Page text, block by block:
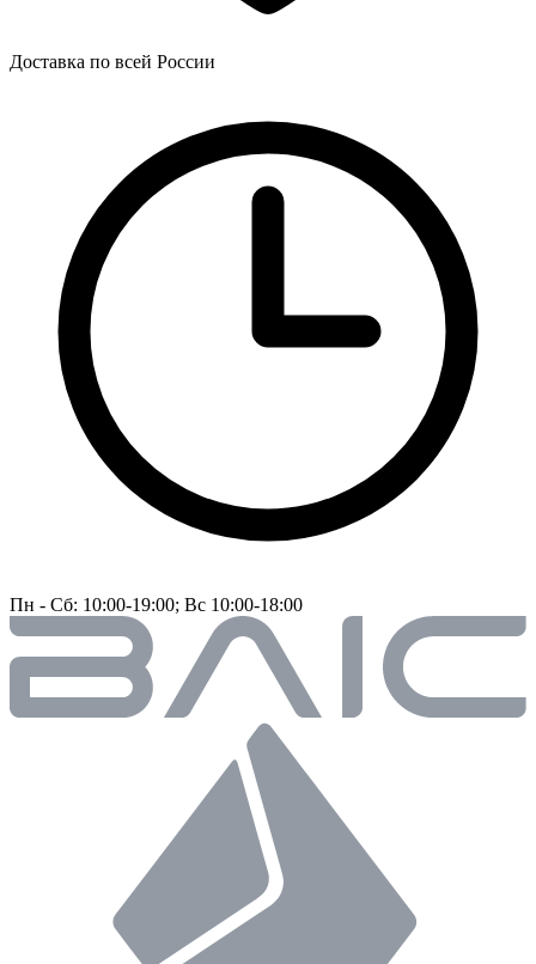
Доставка по всей России
Пн - Сб: 10:00-19:00; Вс 10:00-18:00